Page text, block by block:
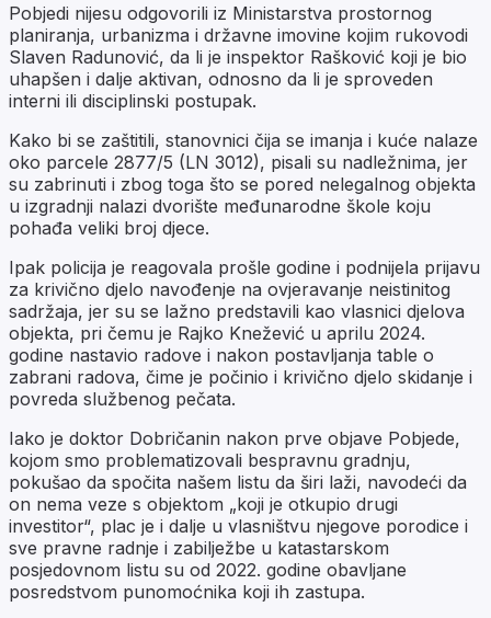
Pobjedi nijesu odgovorili iz Ministarstva prostornog
planiranja, urbanizma i državne imovine kojim rukovodi
Slaven Radunović, da li je inspektor Rašković koji je bio
uhapšen i dalje aktivan, odnosno da li je sproveden
interni ili disciplinski postupak.
Kako bi se zaštitili, stanovnici čija se imanja i kuće nalaze
oko parcele 2877/5 (LN 3012), pisali su nadležnima, jer
su zabrinuti i zbog toga što se pored nelegalnog objekta
u izgradnji nalazi dvorište međunarodne škole koju
pohađa veliki broj djece.
Ipak policija je reagovala prošle godine i podnijela prijavu
za krivično djelo navođenje na ovjeravanje neistinitog
sadržaja, jer su se lažno predstavili kao vlasnici djelova
objekta, pri čemu je Rajko Knežević u aprilu 2024.
godine nastavio radove i nakon postavljanja table o
zabrani radova, čime je počinio i krivično djelo skidanje i
povreda službenog pečata.
Iako je doktor Dobričanin nakon prve objave Pobjede,
kojom smo problematizovali bespravnu gradnju,
pokušao da spočita našem listu da širi laži, navodeći da
on nema veze s objektom „koji je otkupio drugi
investitor“, plac je i dalje u vlasništvu njegove porodice i
sve pravne radnje i zabilježbe u katastarskom
posjedovnom listu su od 2022. godine obavljane
posredstvom punomoćnika koji ih zastupa.